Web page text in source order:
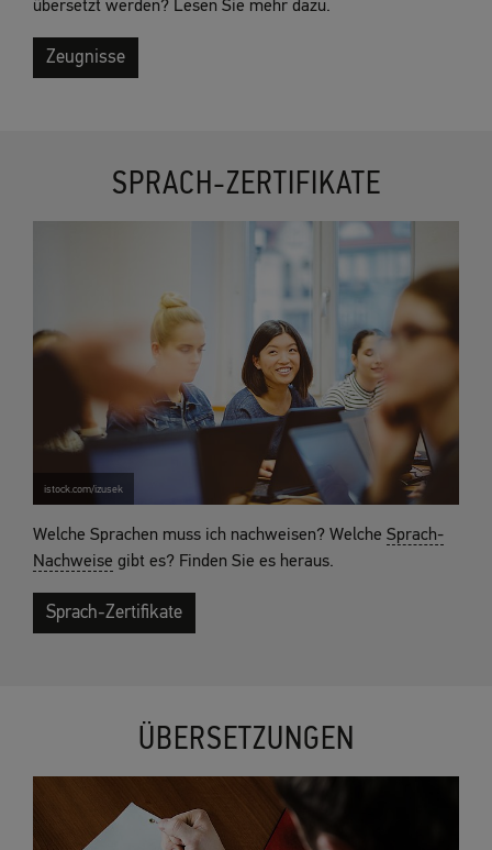
übersetzt werden? Lesen Sie mehr dazu.
Zeugnisse
SPRACH-ZERTIFIKATE
istock.com/izusek
Welche Sprachen muss ich nachweisen? Welche Sprach-
Nachweise gibt es? Finden Sie es heraus.
Sprach-Zertifikate
ÜBERSETZUNGEN